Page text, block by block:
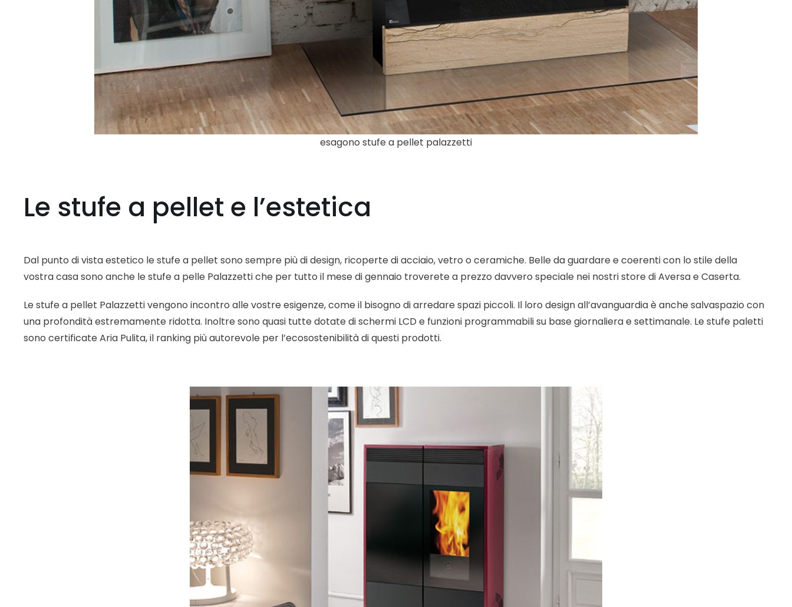
esagono stufe a pellet palazzetti
Le stufe a pellet e l’estetica
Dal punto di vista estetico le stufe a pellet sono sempre più di design, ricoperte di acciaio, vetro o ceramiche. Belle da guardare e coerenti con lo stile della
vostra casa sono anche le stufe a pelle Palazzetti che per tutto il mese di gennaio troverete a prezzo davvero speciale nei nostri store di Aversa e Caserta.
Le stufe a pellet Palazzetti vengono incontro alle vostre esigenze, come il bisogno di arredare spazi piccoli. Il loro design all’avanguardia è anche salvaspazio con
una profondità estremamente ridotta. Inoltre sono quasi tutte dotate di schermi LCD e funzioni programmabili su base giornaliera e settimanale. Le stufe paletti
sono certificate Aria Pulita, il ranking più autorevole per l’ecosostenibilità di questi prodotti.